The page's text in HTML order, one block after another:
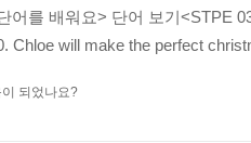
어를 배워요> 단어 보기<STPE
Chloe will make the perfect
되었나요?